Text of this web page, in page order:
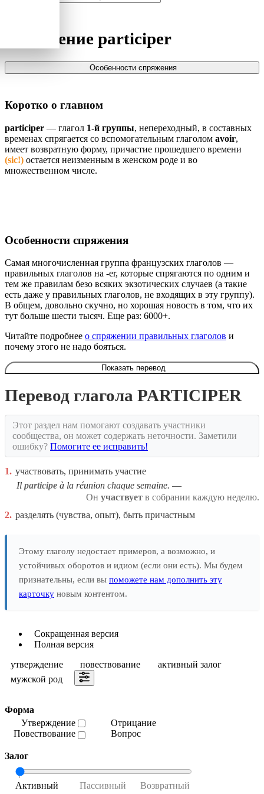
Спряжение participer
Особенности спряжения
Коротко о главном
participer — глагол 1-й группы, непереходный, в составных
временах спрягается со вспомогательным глаголом avoir,
имеет возвратную форму, причастие прошедшего времени
(sic!) остается неизменным в женском роде и во
множественном числе.
Особенности спряжения
Самая многочисленная группа французских глаголов —
правильных глаголов на -er, которые спрягаются по одним и
тем же правилам безо всяких экзотических случаев (а такие
есть даже у правильных глаголов, не входящих в эту группу).
В общем, довольно скучно, но хорошая новость в том, что их
тут больше шести тысяч. Еще раз: 6000+.
Читайте подробнее о спряжении правильных глаголов и
почему этого не надо бояться.
Показать перевод
Перевод глагола PARTICIPER
Этот раздел нам помогают создавать участники
сообщества, он может содержать неточности. Заметили
ошибку? Помогите ее исправить!
1. участвовать, принимать участие
Il participe à la réunion chaque semaine.
Он участвует в собрании каждую неделю.
2. разделять (чувства, опыт), быть причастным
Этому глаголу недостает примеров, а возможно, и
устойчивых оборотов и идиом (если они есть). Мы будем
признательны, если вы поможете нам дополнить эту
карточку новым контентом.
Сокращенная версия
Полная версия
утверждение
повествование
активный залог
мужской род
Форма
Утверждение
Повествование
Отрицание
Вопрос
Залог